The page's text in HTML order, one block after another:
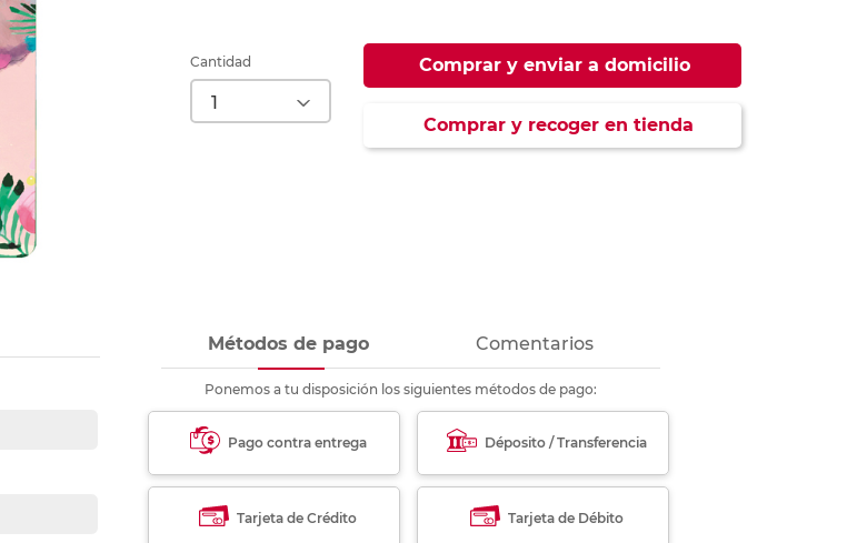
Cantidad Comprar y enviar a domicilio
Comprar y recoger en tienda
Métodos de pago Comentarios
Ponemos a tu disposición los siguientes métodos de pago:
Pago contra entrega Déposito / Transferencia
Tarjeta de Crédito Tarjeta de Débito